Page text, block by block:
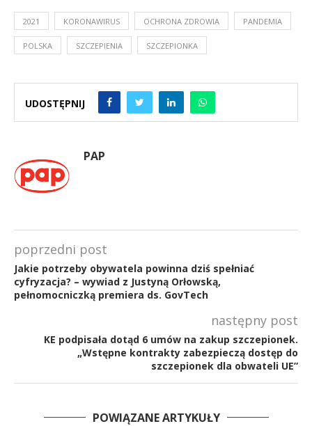
2021 KORONAWIRUS OCHRONA ZDROWIA PANDEMIA
POLSKA SZCZEPIENIA SZCZEPIONKA
UDOSTĘPNIJ
PAP
poprzedni post
Jakie potrzeby obywatela powinna dziś spełniać
cyfryzacja? – wywiad z Justyną Orłowską,
pełnomocniczką premiera ds. GovTech
następny post
KE podpisała dotąd 6 umów na zakup szczepionek.
„Wstępne kontrakty zabezpieczą dostęp do
szczepionek dla obwateli UE”
POWIĄZANE ARTYKUŁY